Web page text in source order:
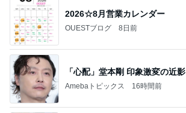
2026☆8月営業カレンダー
OUESTブログ 8日前
「心配」堂本剛 印象激変の近影
Amebaトピックス 16時間前